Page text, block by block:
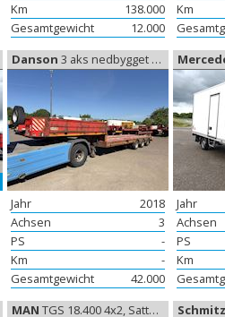
Km
138.000
Gesamtgewicht
12.000
Km
Danson 3 aks nedbygget trailer, Niedriggebauteanhänger
Jahr
2018
Achsen
3
PS
-
Km
-
Gesamtgewicht
42.000
Jahr
Achsen
PS
Km
MAN TGS 18.400 4x2, Sattelzugmaschine Schmitz